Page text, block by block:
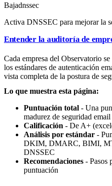
Bajadnssec
Activa DNSSEC para mejorar la
Entender la auditoría de
Cada empresa del Observatorio
los estándares de autenticación
vista completa de la postura de
Lo que muestra esta página:
Puntuación total - Una
madurez de seguridad email
Calificación - De A+
Análisis por estándar -
DKIM, DMARC, BIMI,
DNSSEC
Recomendaciones - Pasos
puntuación